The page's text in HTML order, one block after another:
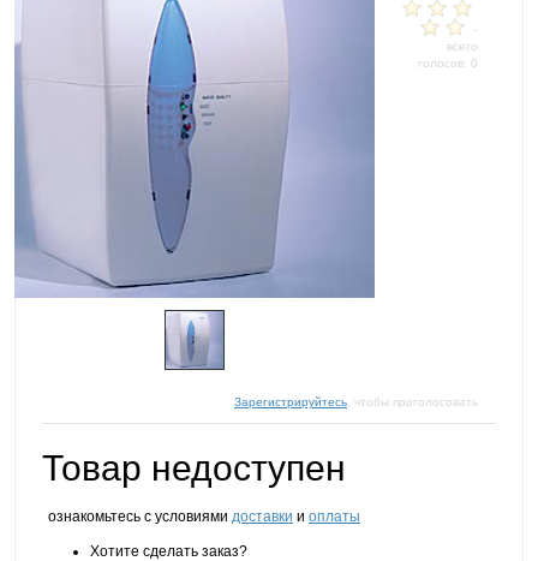
-
всего
голосов: 0
Зарегистрируйтесь , чтобы проголосовать
Товар недоступен
ознакомьтесь с условиями доставки и оплаты
Хотите сделать заказ?